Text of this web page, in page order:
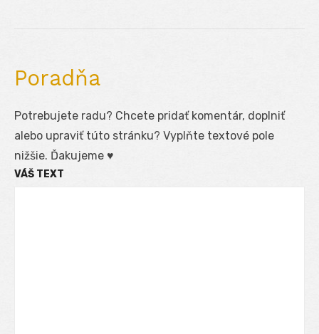
Poradňa
Potrebujete radu? Chcete pridať komentár, doplniť
alebo upraviť túto stránku? Vyplňte textové pole
nižšie. Ďakujeme ♥
VÁŠ TEXT